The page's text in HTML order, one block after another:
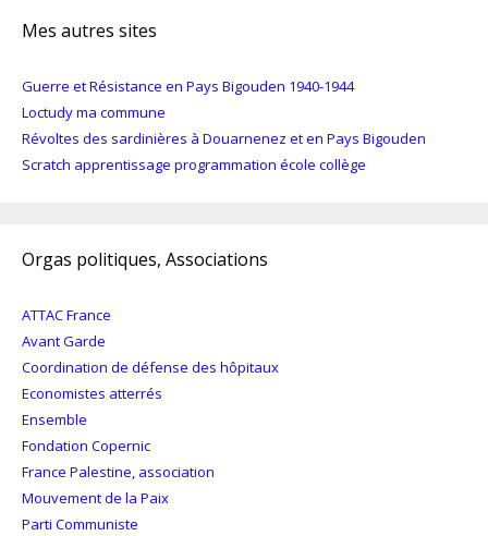
Mes autres sites
Guerre et Résistance en Pays Bigouden 1940-1944
Loctudy ma commune
Révoltes des sardinières à Douarnenez et en Pays Bigouden
Scratch apprentissage programmation école collège
Orgas politiques, Associations
ATTAC France
Avant Garde
Coordination de défense des hôpitaux
Economistes atterrés
Ensemble
Fondation Copernic
France Palestine, association
Mouvement de la Paix
Parti Communiste